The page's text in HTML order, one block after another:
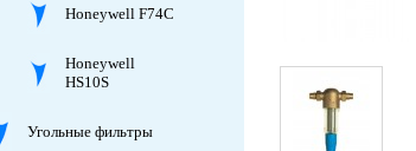
Honeywell F74C
Honeywell
HS10S
Угольные фильтры